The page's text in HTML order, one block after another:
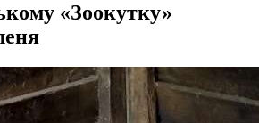
«Зоокутку»